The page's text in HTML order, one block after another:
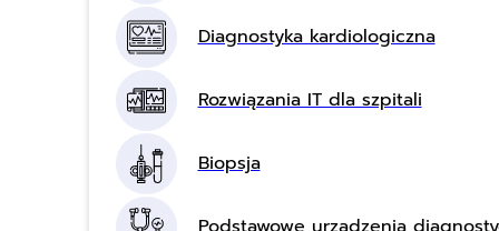
Diagnostyka kardiologiczna
Rozwiązania IT dla szpitali
Biopsja